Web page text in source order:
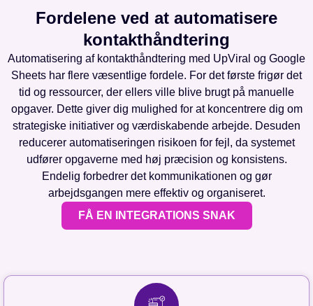
Fordelene ved at automatisere
kontakthåndtering
Automatisering af kontakthåndtering med UpViral og Google
Sheets har flere væsentlige fordele. For det første frigør det
tid og ressourcer, der ellers ville blive brugt på manuelle
opgaver. Dette giver dig mulighed for at koncentrere dig om
strategiske initiativer og værdiskabende arbejde. Desuden
reducerer automatiseringen risikoen for fejl, da systemet
udfører opgaverne med høj præcision og konsistens.
Endelig forbedrer det kommunikationen og gør
arbejdsgangen mere effektiv og organiseret.
FÅ EN INTEGRATIONS SNAK